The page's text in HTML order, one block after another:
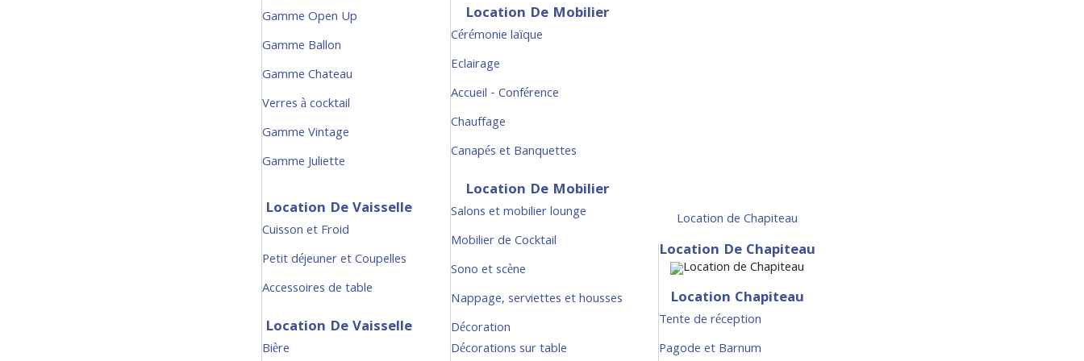
Gamme Open Up
Gamme Ballon
Gamme Chateau
Verres à cocktail
Gamme Vintage
Gamme Juliette
Location De Vaisselle
Cuisson et Froid
Petit déjeuner et Coupelles
Accessoires de table
Location De Vaisselle
Bière
Location De Mobilier
Cérémonie laïque
Eclairage
Accueil - Conférence
Chauffage
Canapés et Banquettes
Location De Mobilier
Salons et mobilier lounge
Mobilier de Cocktail
Sono et scène
Nappage, serviettes et housses
Décoration
Décorations sur table
Location de Chapiteau
Location De Chapiteau
Location Chapiteau
Tente de réception
Pagode et Barnum